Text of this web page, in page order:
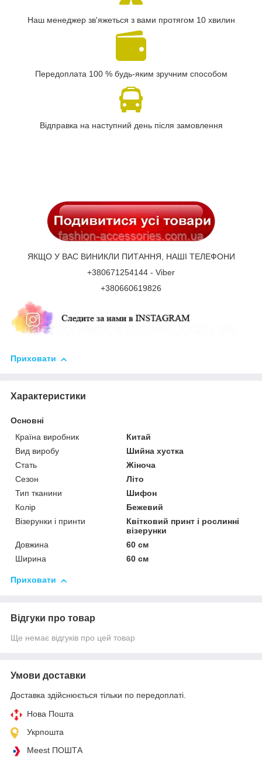
Наш менеджер зв'яжеться з вами протягом 10 хвилин
Передоплата 100 % будь-яким зручним способом
Відправка на наступний день після замовлення
ЯКЩО У ВАС ВИНИКЛИ ПИТАННЯ, НАШІ ТЕЛЕФОНИ
+380671254144 - Viber
+380660619826
Приховати
Характеристики
Основні
Країна виробник
Китай
Вид виробу
Шийна хустка
Стать
Жіноча
Сезон
Літо
Тип тканини
Шифон
Колір
Бежевий
Візерунки і принти
Квітковий принт і рослинні
візерунки
Довжина
60 см
Ширина
60 см
Приховати
Відгуки про товар
Ще немає відгуків про цей товар
Умови доставки
Доставка здійснюється тільки по передоплаті.
Нова Пошта
Укрпошта
Meest ПОШТА